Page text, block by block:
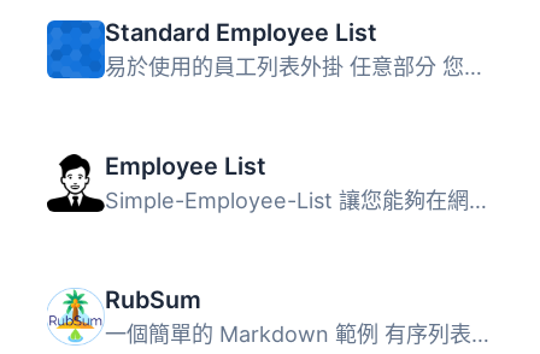
Standard Employee List
易於使用的員工列表外掛 任意部分 您可以提供與上述相同格式...
Employee List
Simple-Employee-List 讓您能夠在網站的正文、側邊欄或底部小...
RubSum
一個簡單的 Markdown 範例 有序列表： 某些功能 樣式更新 員...